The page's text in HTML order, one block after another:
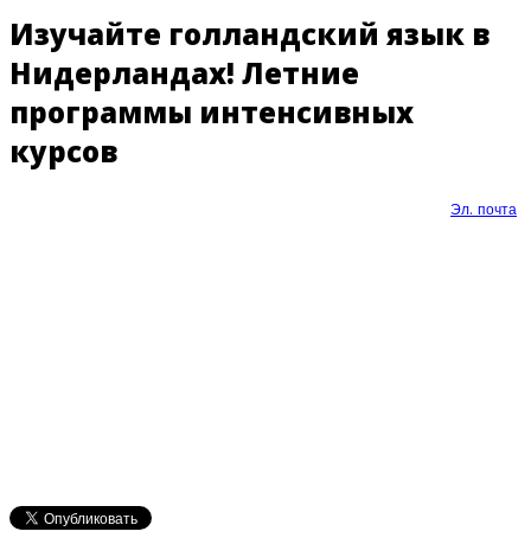
Изучайте голландский язык в
Нидерландах! Летние
программы интенсивных
курсов
Эл. почта